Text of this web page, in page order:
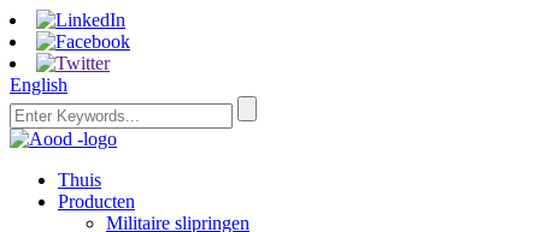
English
Thuis
Producten
Militaire slipringen